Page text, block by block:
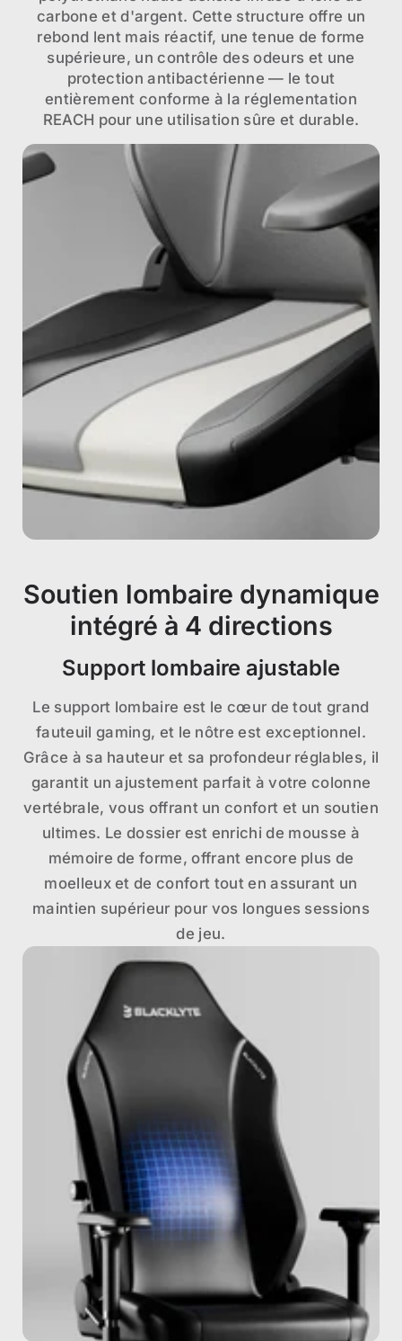
carbone et d'argent. Cette structure offre un
rebond lent mais réactif, une tenue de forme
supérieure, un contrôle des odeurs et une
protection antibactérienne — le tout
entièrement conforme à la réglementation
REACH pour une utilisation sûre et durable.
Soutien lombaire dynamique
intégré à 4 directions
Support lombaire ajustable
Le support lombaire est le cœur de tout grand
fauteuil gaming, et le nôtre est exceptionnel.
Grâce à sa hauteur et sa profondeur réglables, il
garantit un ajustement parfait à votre colonne
vertébrale, vous offrant un confort et un soutien
ultimes. Le dossier est enrichi de mousse à
mémoire de forme, offrant encore plus de
moelleux et de confort tout en assurant un
maintien supérieur pour vos longues sessions
de jeu.